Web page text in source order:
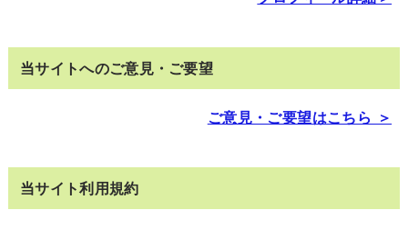
当サイトへのご意見・ご要望
ご意見・ご要望はこちら ＞
当サイト利用規約